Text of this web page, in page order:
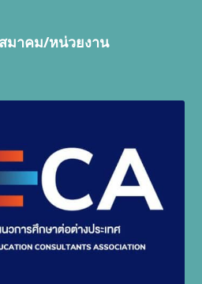
มาคม/หน่วยงาน